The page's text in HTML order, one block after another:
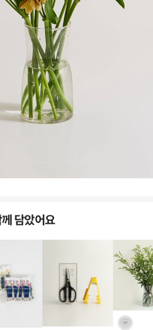
수 있는 방법
어 위에서 아래 방향으로 훑어 내려줍니다
담았어요